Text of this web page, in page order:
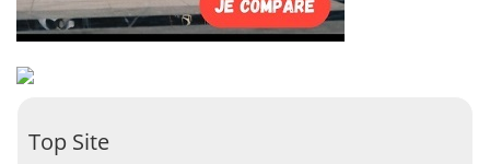
Top Site